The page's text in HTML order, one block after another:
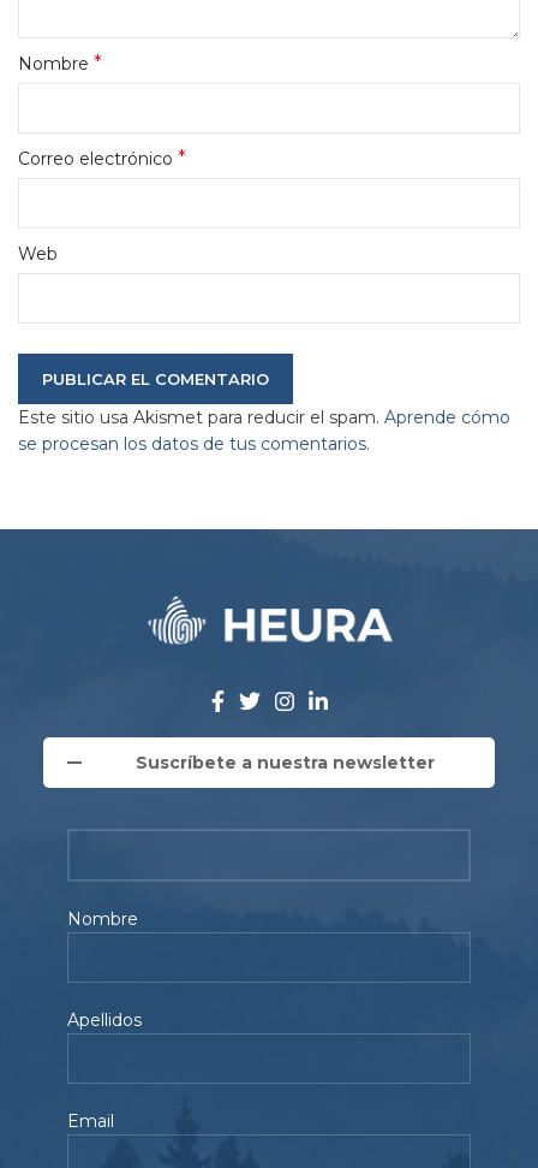
Nombre *
Correo electrónico *
Web
Este sitio usa Akismet para reducir el spam. Aprende cómo
se procesan los datos de tus comentarios.
Suscríbete a nuestra newsletter
Nombre
Apellidos
Email